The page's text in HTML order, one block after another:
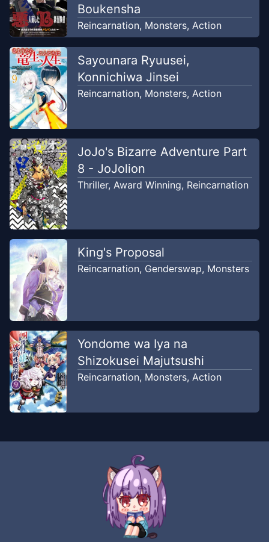
Boukensha
Reincarnation, Monsters, Action
Sayounara Ryuusei,
Konnichiwa Jinsei
Reincarnation, Monsters, Action
JoJo's Bizarre Adventure Part
8 - JoJolion
Thriller, Award Winning, Reincarnation
King's Proposal
Reincarnation, Genderswap, Monsters
Yondome wa Iya na
Shizokusei Majutsushi
Reincarnation, Monsters, Action